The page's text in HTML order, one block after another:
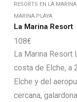
RESORTS EN LA
MARINA PLAYA
La Marina Resort
108€
La Marina Resort
costa de Elche, a
Elche y del
cercana,